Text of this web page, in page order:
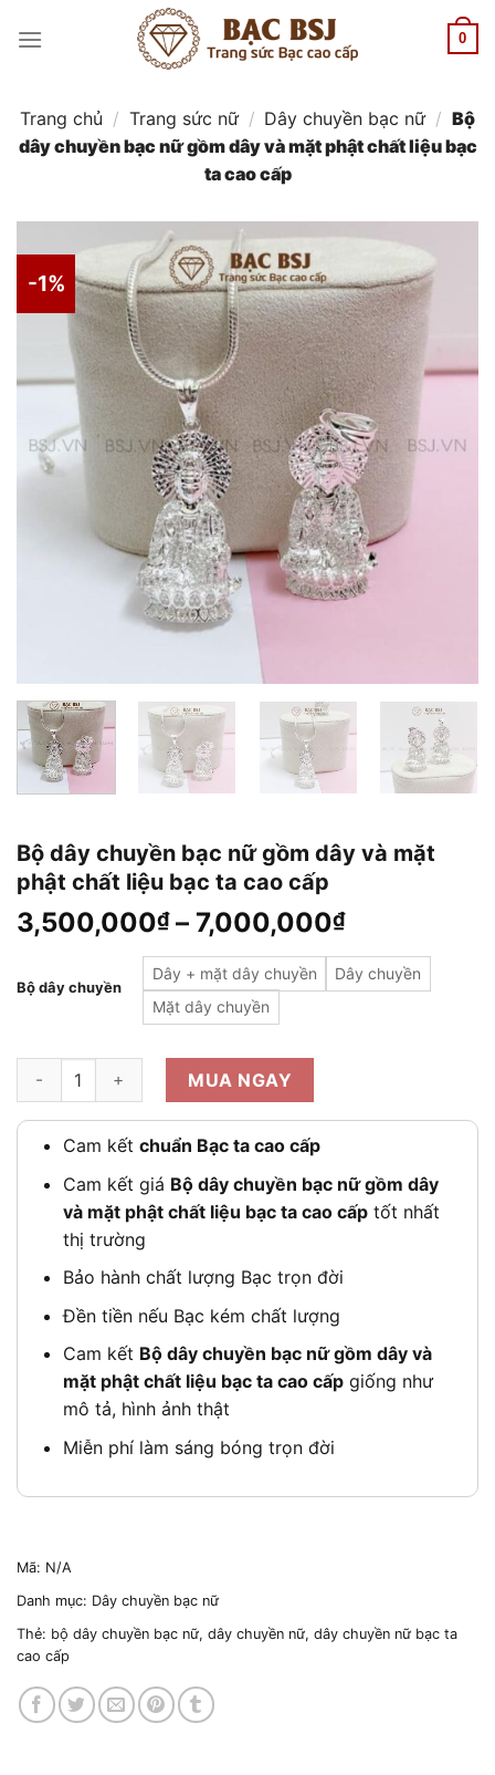
đến
0
Trang chủ / Trang sức nữ / Dây chuyền bạc nữ / Bộ
dây chuyền bạc nữ gồm dây và mặt phật chất liệu bạc
ta cao cấp
-1%
Bộ dây chuyền bạc nữ gồm dây và mặt
phật chất liệu bạc ta cao cấp
3,500,000₫– 7,000,000₫
Bộ dây chuyền
Dây + mặt dây chuyền
Dây chuyền
Mặt dây chuyền
Bộ dây chuyền bạc nữ gồm dây và mặt phật chất liệu bạc ta
MUA NGAY
Cam kết chuẩn Bạc ta cao cấp
Cam kết giá Bộ dây chuyền bạc nữ gồm dây
và mặt phật chất liệu bạc ta cao cấptốt nhất
thị trường
Bảo hành chất lượng Bạc trọn đời
Đền tiền nếu Bạc kém chất lượng
Cam kết Bộ dây chuyền bạc nữ gồm dây và
mặt phật chất liệu bạc ta cao cấpgiống như
mô tả, hình ảnh thật
Miễn phí làm sáng bóng trọn đời
Mã: N/A
Danh mục: Dây chuyền bạc nữ
Thẻ: bộ dây chuyền bạc nữ, dây chuyền nữ, dây chuyền nữ bạc ta
cao cấp